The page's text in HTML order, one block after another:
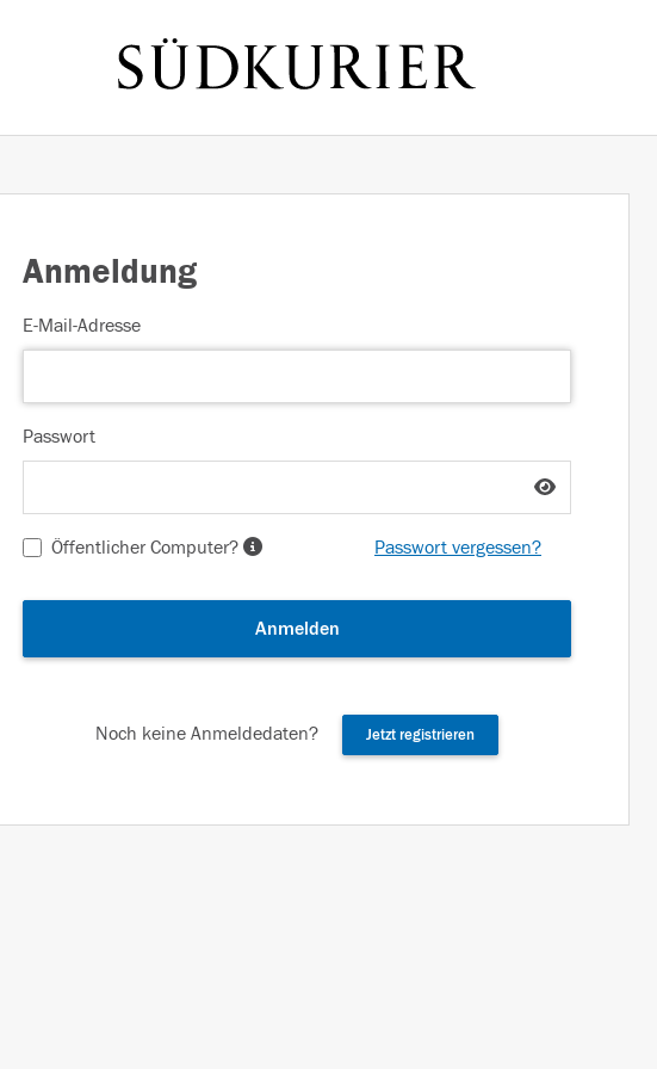
Anmeldung
E-Mail-Adresse
Passwort
Öffentlicher Computer? Passwort vergessen?
Anmelden
Noch keine Anmeldedaten? Jetzt registrieren